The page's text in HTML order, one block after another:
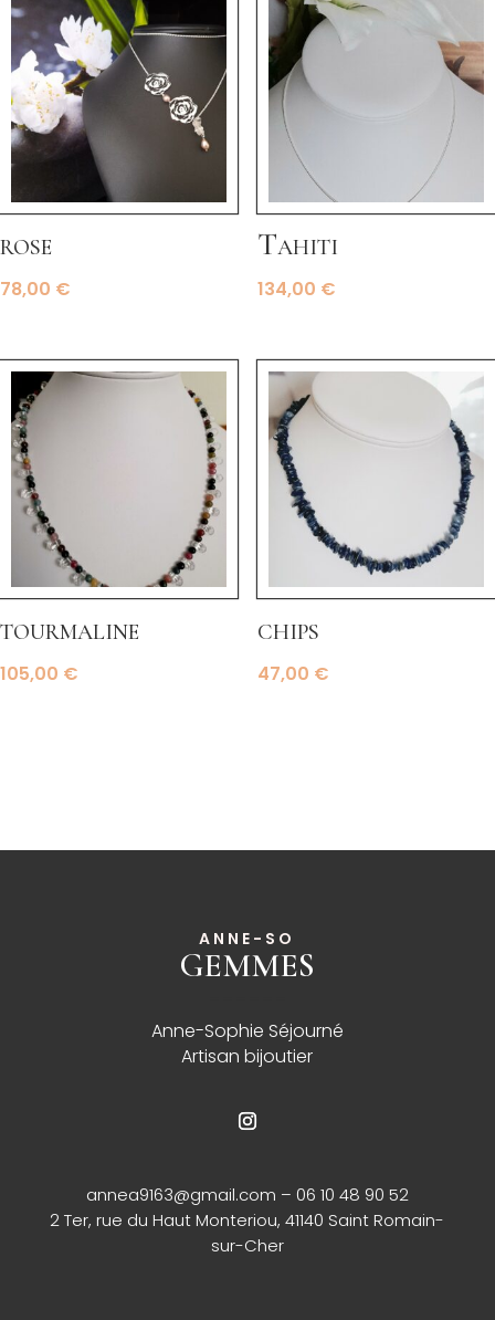
rose
78,00 €
Tahiti
134,00 €
tourmaline
105,00 €
chips
47,00 €
ANNE-SO
GEMMES
Anne-Sophie Séjourné
Artisan bijoutier
annea9163@gmail.com – 06 10 48 90 52
2 Ter, rue du Haut Monteriou, 41140 Saint Romain-
sur-Cher